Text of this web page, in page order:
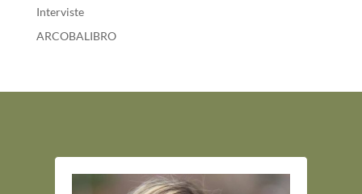
Interviste
ARCOBALIBRO